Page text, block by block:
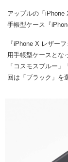
アップルの「iPhone
手帳型ケース『
『iPhone X レザー
用手帳型ケースとな
「コスモスブルー
回は「ブラック」を